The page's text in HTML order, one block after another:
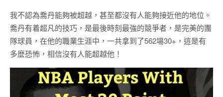
我不認為喬丹能夠被超越，甚至都沒有人能夠接近他的地位。
喬丹有着超凡的技巧，是最後時刻最強的競爭者，是完美的團
隊球員，在他的職業生涯中，一共拿到了562場30+，這是有
多麼恐怖，相信沒有人能超越他！